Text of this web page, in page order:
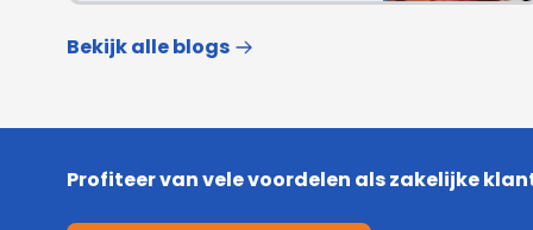
Bekijk alle blogs
Profiteer van vele voordelen als zakelijke